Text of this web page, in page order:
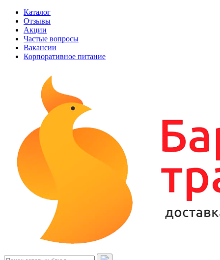
Каталог
Отзывы
Акции
Частые вопросы
Вакансии
Корпоративное питание